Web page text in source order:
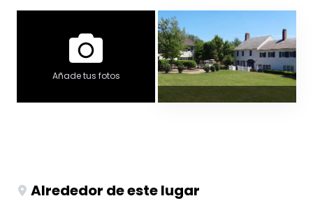
Añade tus fotos
Alrededor de este lugar